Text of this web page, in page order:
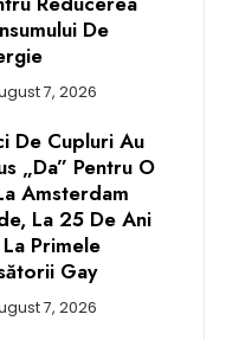
De
7, 2026
De Cupluri Au
„da” Pentru O
Amsterdam
La 25 De Ani
Primele
Gay
7, 2026